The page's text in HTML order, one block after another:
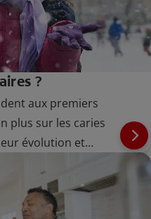
?
aux premiers
plus sur les caries
évolution et